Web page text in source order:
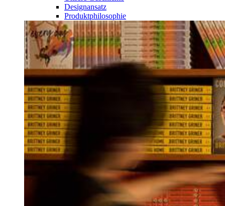
Designansatz
Produktphilosophie